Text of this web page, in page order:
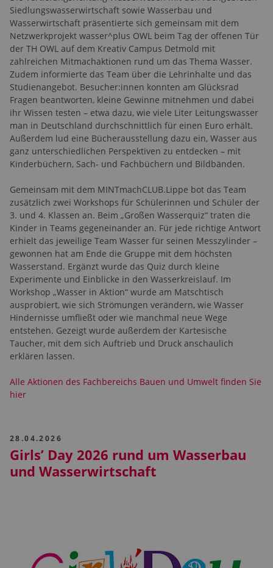
Siedlungswasserwirtschaft sowie Wasserbau und
Wasserwirtschaft präsentierte sich gemeinsam mit dem
Netzwerkprojekt wasser^plus OWL beim Tag der offenen Tür
der TH OWL auf dem Kreativ Campus Detmold mit
zahlreichen Mitmachaktionen rund um das Thema Wasser.
Zudem informierte das Team über die Lehrinhalte und das
Studienangebot. Besucher:innen konnten am Glücksrad
Fragen beantworten, kleine Gewinne mitnehmen und dabei
ihr Wissen testen – etwa dazu, wie viele Liter Leitungswasser
man in Deutschland durchschnittlich für einen Euro erhält.
Außerdem lud eine Bücherausstellung dazu ein, Wasser aus
ganz unterschiedlichen Perspektiven zu entdecken – mit
Kinderbüchern, Sach- und Fachbüchern und Bildbänden.
Gemeinsam mit dem MINTmachCLUB.Lippe bot das Team
zusätzlich zwei Workshops für Schülerinnen und Schüler der
3. und 4. Klassen an. Beim „Großen Wasserquiz“ traten die
Kinder in Teams gegeneinander an. Für jede richtige Antwort
erhielt das jeweilige Team Wasser für seinen Messzylinder –
gewonnen hat am Ende die Gruppe mit dem höchsten
Wasserstand. Ergänzt wurde das Quiz durch kleine
Experimente und Einblicke in den Wasserkreislauf. Im
Workshop „Wasser in Aktion“ wurde am Matschtisch
ausprobiert, wie sich Strömungen verändern, wie Wasser
Hindernisse umfließt oder wie manchmal neue Wege
entstehen. Gezeigt wurde außerdem der Kartesische
Taucher, mit dem sich Auftrieb und Druck anschaulich
erklären lassen.
Alle Aktionen des Fachbereichs Bauen und Umwelt finden Sie
hier
28.04.2026
Girls’ Day 2026 rund um Wasserbau
und Wasserwirtschaft